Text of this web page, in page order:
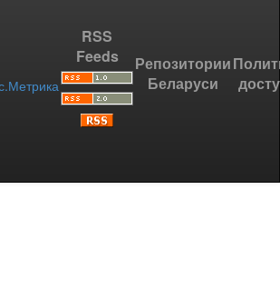
RSS
Feeds
Репозитории
Беларуси